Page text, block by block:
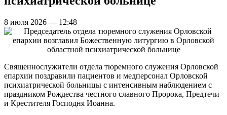
8 июля 2026 — 12:48
Священнослужители отдела тюремного служения Орловской
епархии поздравили пациентов и медперсонал Орловской
психиатрической больницы с интенсивным наблюдением с
праздником Рождества честного славного Пророка, Предтечи
и Крестителя Господня Иоанна.